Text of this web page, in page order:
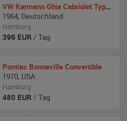
VW Karmann Ghia Cabriolet Typ 14
1964, Deutschland
Hamburg
396 EUR / Tag
Pontiac Bonneville Convertible
1970, USA
Hamburg
480 EUR / Tag